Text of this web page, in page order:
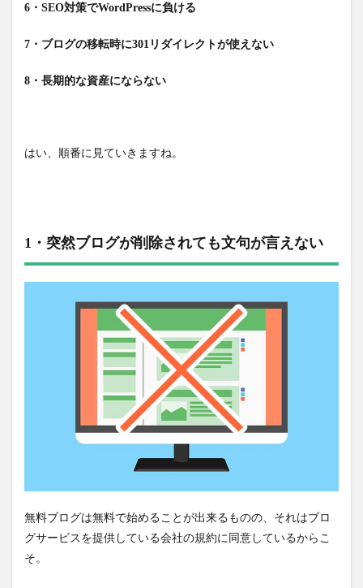
6・SEO対策でWordPressに負ける
7・ブログの移転時に301リダイレクトが使えない
8・長期的な資産にならない
はい、順番に見ていきますね。
1・突然ブログが削除されても文句が言えない
無料ブログは無料で始めることが出来るものの、それはブロ
グサービスを提供している会社の規約に同意しているからこ
そ。